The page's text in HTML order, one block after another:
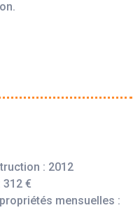
des loyers dès
: une entrée, un
: 2012
€
mensuelles :